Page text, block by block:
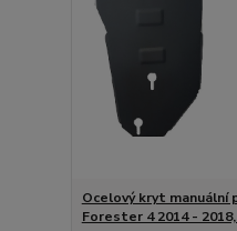
Ocelový kryt manuální
Forester 4 2014 -